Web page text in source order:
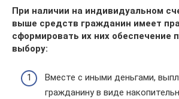
При наличии на индивидуальном
выше средств гражданин имеет
сформировать их них обеспечение
выбору:
Вместе с иными деньгами,
гражданину в виде